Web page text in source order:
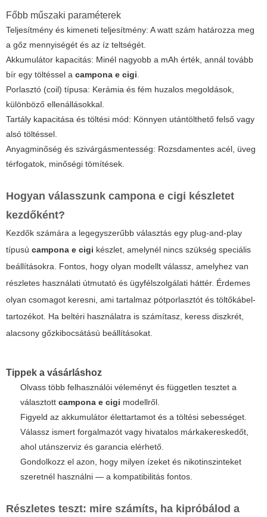
Főbb műszaki paraméterek
Teljesítmény és kimeneti teljesítmény: A watt szám határozza meg
a gőz mennyiségét és az íz teltségét.
Akkumulátor kapacitás: Minél nagyobb a mAh érték, annál tovább
bír egy töltéssel a campona e cigi.
Porlasztó (coil) típusa: Kerámia és fém huzalos megoldások,
különböző ellenállásokkal.
Tartály kapacitása és töltési mód: Könnyen utántölthető felső vagy
alsó töltéssel.
Anyagminőség és szivárgásmentesség: Rozsdamentes acél, üveg
térfogatok, minőségi tömítések.
Hogyan válasszunk campona e cigi készletet
kezdőként?
Kezdők számára a legegyszerűbb választás egy plug-and-play
típusú campona e cigi készlet, amelynél nincs szükség speciális
beállításokra. Fontos, hogy olyan modellt válassz, amelyhez van
részletes használati útmutató és ügyfélszolgálati háttér. Érdemes
olyan csomagot keresni, ami tartalmaz pótporlasztót és töltőkábel-
tartozékot. Ha beltéri használatra is számítasz, keress diszkrét,
alacsony gőzkibocsátású beállításokat.
Tippek a vásárláshoz
Olvass több felhasználói véleményt és független tesztet a
választott campona e cigi modellről.
Figyeld az akkumulátor élettartamot és a töltési sebességet.
Válassz ismert forgalmazót vagy hivatalos márkakereskedőt,
ahol utánszerviz és garancia elérhető.
Gondolkozz el azon, hogy milyen ízeket és nikotinszinteket
szeretnél használni — a kompatibilitás fontos.
Részletes teszt: mire számíts, ha kipróbálod a